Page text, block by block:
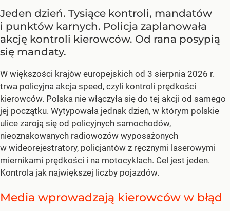
Jeden dzień. Tysiące kontroli, mandatów
i punktów karnych. Policja zaplanowała
akcję kontroli kierowców. Od rana posypią
się mandaty.
W większości krajów europejskich od 3 sierpnia 2026 r.
trwa policyjna akcja speed, czyli kontroli prędkości
kierowców. Polska nie włączyła się do tej akcji od samego
jej początku. Wytypowała jednak dzień, w którym polskie
ulice zaroją się od policyjnych samochodów,
nieoznakowanych radiowozów wyposażonych
w wideorejestratory, policjantów z ręcznymi laserowymi
miernikami prędkości i na motocyklach. Cel jest jeden.
Kontrola jak największej liczby pojazdów.
Media wprowadzają kierowców w błąd